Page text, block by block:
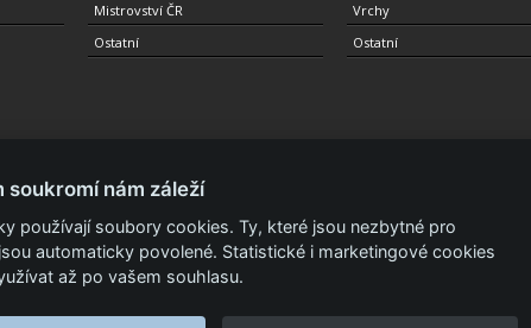
Mistrovství ČR
Ostatní
Vrchy
Ostatní
a prohlášení - ochrana soukromí. Zásady ochrany osobních údajů.
soukromí nám záleží
používají soubory cookies. Ty, které jsou nezbytné pro
automaticky povolené. Statistické i marketingové cookies
až po vašem souhlasu.